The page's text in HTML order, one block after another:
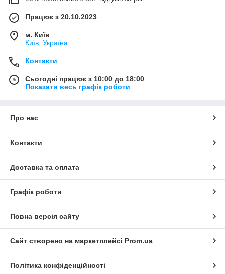
Працює з 20.10.2023
м. Київ
Київ, Україна
Контакти
Сьогодні працює з 10:00 до 18:00
Показати весь графік роботи
Про нас
Контакти
Доставка та оплата
Графік роботи
Повна версія сайту
Сайт створено на маркетплейсі Prom.ua
Політика конфіденційності